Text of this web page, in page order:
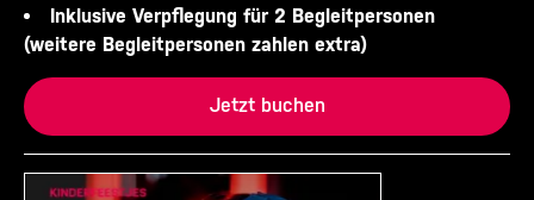
Inklusive Verpflegung für 2 Begleitpersonen
(weitere Begleitpersonen zahlen extra)
Jetzt buchen